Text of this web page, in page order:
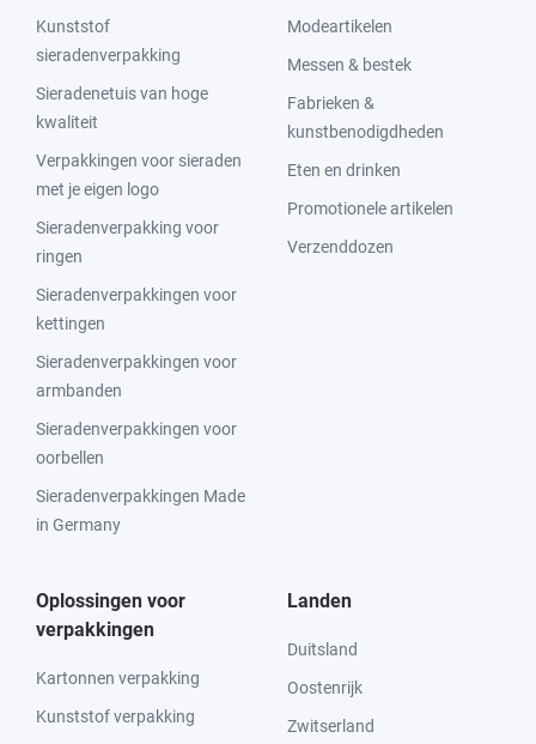
Kunststof
sieradenverpakking
Sieradenetuis van hoge
kwaliteit
Verpakkingen voor sieraden
met je eigen logo
Sieradenverpakking voor
ringen
Sieradenverpakkingen voor
kettingen
Sieradenverpakkingen voor
armbanden
Sieradenverpakkingen voor
oorbellen
Sieradenverpakkingen Made
in Germany
Modeartikelen
Messen & bestek
Fabrieken &
kunstbenodigdheden
Eten en drinken
Promotionele artikelen
Verzenddozen
Oplossingen voor
verpakkingen
Kartonnen verpakking
Kunststof verpakking
Landen
Duitsland
Oostenrijk
Zwitserland